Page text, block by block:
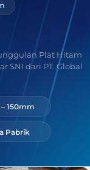
Plat Hitam
SNI dari PT. Global
– 150mm
Pabrik